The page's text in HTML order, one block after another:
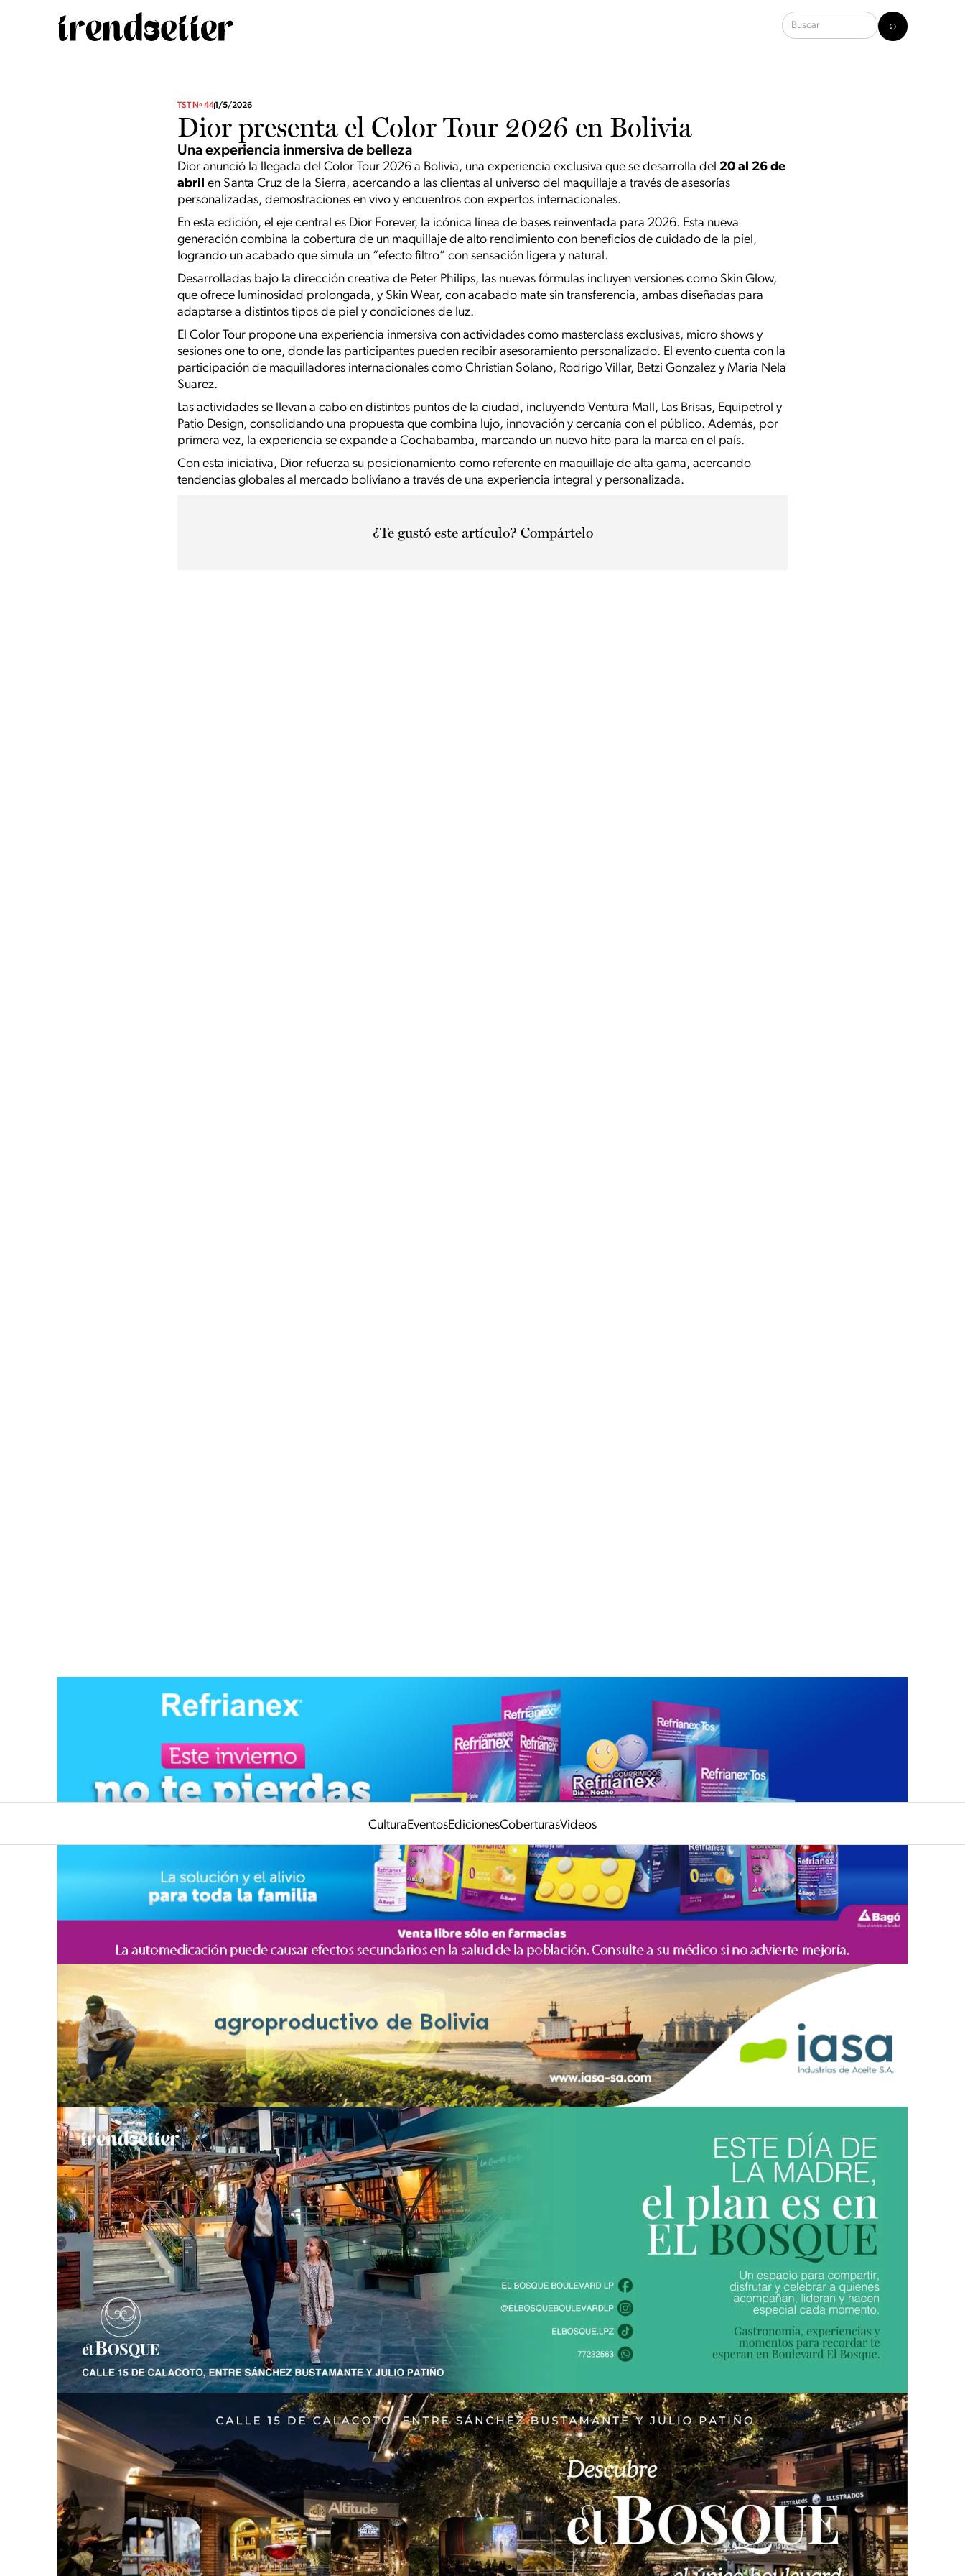
CulturaEventosEdicionesCoberturasVideos
TST Nº 441/5/2026
Dior presenta el Color Tour 2026 en Bolivia
Una experiencia inmersiva de belleza
Dior anunció la llegada del Color Tour 2026 a Bolivia, una experiencia exclusiva que se desarrolla del 20 al 26 de
abril en Santa Cruz de la Sierra, acercando a las clientas al universo del maquillaje a través de asesorías
personalizadas, demostraciones en vivo y encuentros con expertos internacionales.
En esta edición, el eje central es Dior Forever, la icónica línea de bases reinventada para 2026. Esta nueva
generación combina la cobertura de un maquillaje de alto rendimiento con beneficios de cuidado de la piel,
logrando un acabado que simula un “efecto filtro” con sensación ligera y natural.
Desarrolladas bajo la dirección creativa de Peter Philips, las nuevas fórmulas incluyen versiones como Skin Glow,
que ofrece luminosidad prolongada, y Skin Wear, con acabado mate sin transferencia, ambas diseñadas para
adaptarse a distintos tipos de piel y condiciones de luz.
El Color Tour propone una experiencia inmersiva con actividades como masterclass exclusivas, micro shows y
sesiones one to one, donde las participantes pueden recibir asesoramiento personalizado. El evento cuenta con la
participación de maquilladores internacionales como Christian Solano, Rodrigo Villar, Betzi Gonzalez y Maria Nela
Suarez.
Las actividades se llevan a cabo en distintos puntos de la ciudad, incluyendo Ventura Mall, Las Brisas, Equipetrol y
Patio Design, consolidando una propuesta que combina lujo, innovación y cercanía con el público. Además, por
primera vez, la experiencia se expande a Cochabamba, marcando un nuevo hito para la marca en el país.
Con esta iniciativa, Dior refuerza su posicionamiento como referente en maquillaje de alta gama, acercando
tendencias globales al mercado boliviano a través de una experiencia integral y personalizada.
¿Te gustó este artículo? Compártelo